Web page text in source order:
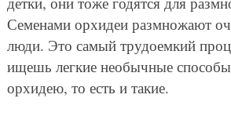
Семенами орхидеи размножают
люди. Это самый трудоемкий
ищешь легкие необычные
орхидею, то есть и такие.